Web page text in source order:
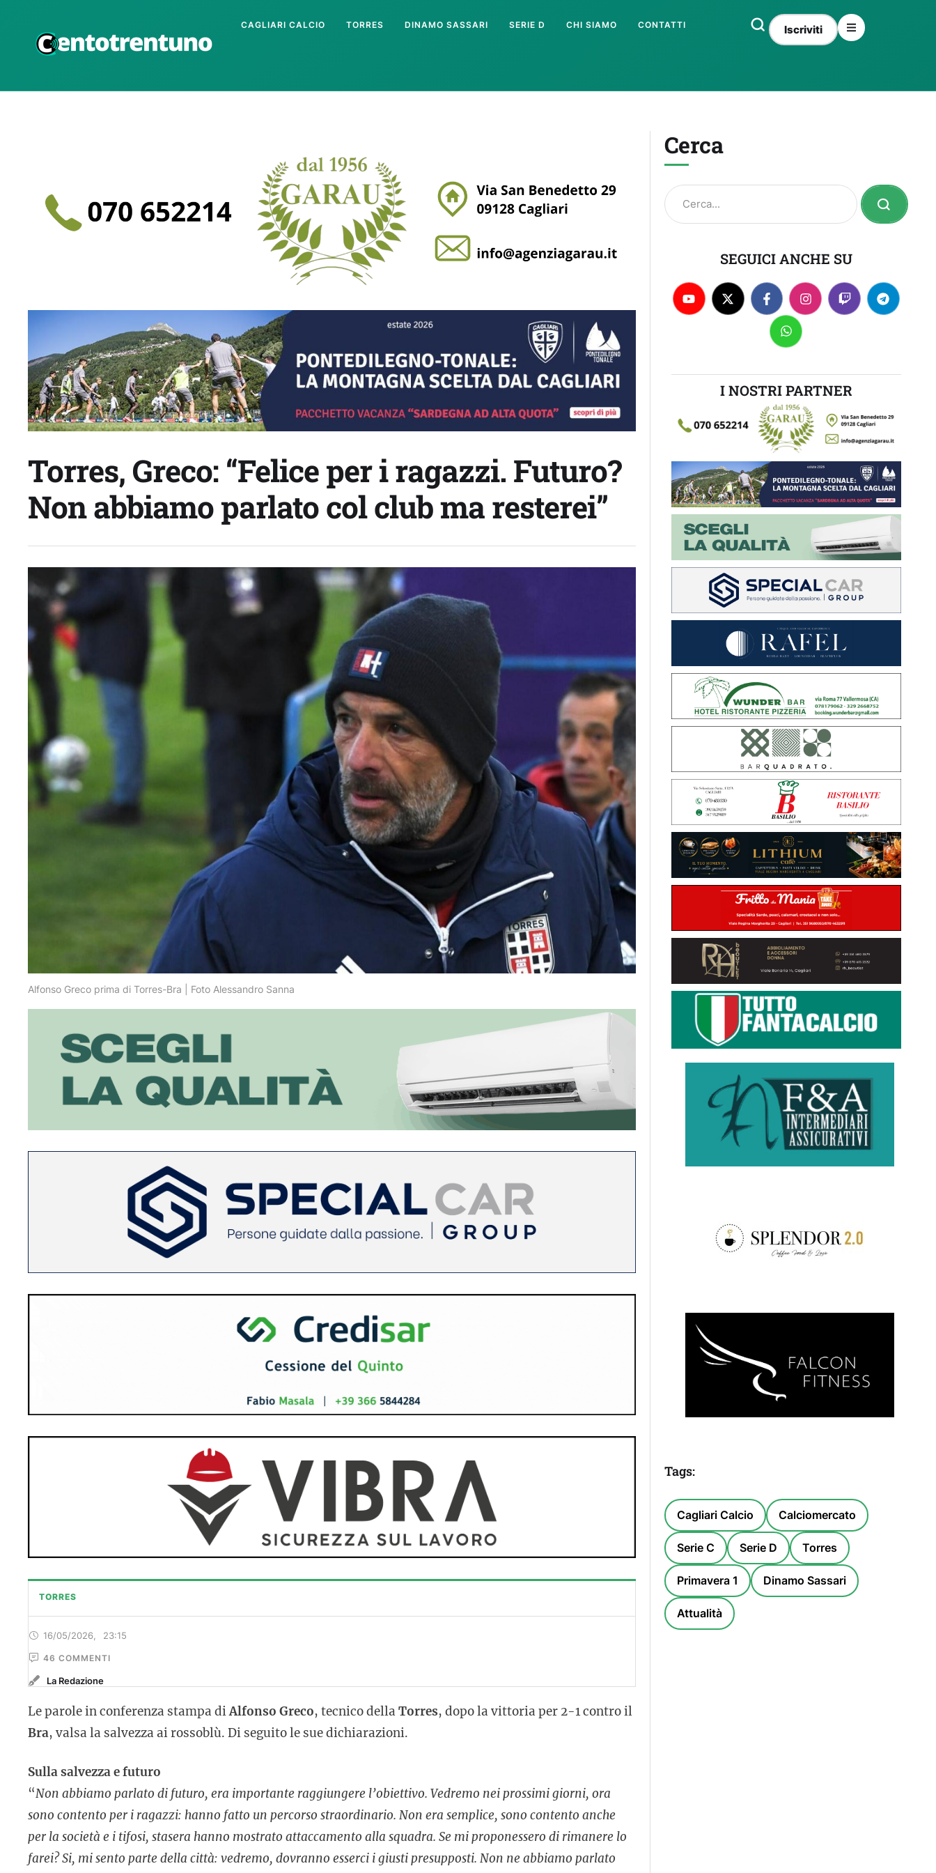
CAGLIARI CALCIO TORRES DINAMO SASSARI SERIE D CHI SIAMO CONTATTI Iscriviti
Torres, Greco: “Felice per i ragazzi. Futuro?
Non abbiamo parlato col club ma resterei”
Alfonso Greco prima di Torres-Bra | Foto Alessandro Sanna
TORRES
16/05/2026 23:15
46 COMMENTI
La Redazione
Le parole in conferenza stampa diAlfonso Greco, tecnico della Torres, dopo la vittoria per 2-1 contro il
Bra, valsa la salvezza ai rossoblù. Di seguito le sue dichiarazioni.
Sulla salvezza e futuro
“Non abbiamo parlato di futuro, era importante raggiungere l’obiettivo. Vedremo nei prossimi giorni, ora
sono contento per i ragazzi: hanno fatto un percorso straordinario. Non era semplice, sono contento anche
per la società e i tifosi, stasera hanno mostrato attaccamento alla squadra. Se mi proponessero di rimanere lo
farei? Si, mi sento parte della città: vedremo, dovranno esserci i giusti presupposti. Non ne abbiamo parlato
Cerca
SEGUICI ANCHE SU
I NOSTRI PARTNER
Tags:
Cagliari Calcio Calciomercato
Serie C Serie D Torres
Primavera 1 Dinamo Sassari
Attualità